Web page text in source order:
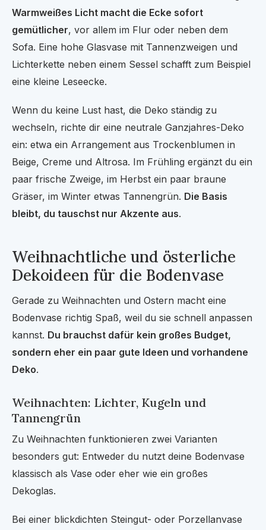
Warmweißes Licht macht die Ecke sofort
gemütlicher, vor allem im Flur oder neben dem
Sofa. Eine hohe Glasvase mit Tannenzweigen und
Lichterkette neben einem Sessel schafft zum Beispiel
eine kleine Leseecke.
Wenn du keine Lust hast, die Deko ständig zu
wechseln, richte dir eine neutrale Ganzjahres-Deko
ein: etwa ein Arrangement aus Trockenblumen in
Beige, Creme und Altrosa. Im Frühling ergänzt du ein
paar frische Zweige, im Herbst ein paar braune
Gräser, im Winter etwas Tannengrün. Die Basis
bleibt, du tauschst nur Akzente aus.
Weihnachtliche und österliche
Dekoideen für die Bodenvase
Gerade zu Weihnachten und Ostern macht eine
Bodenvase richtig Spaß, weil du sie schnell anpassen
kannst. Du brauchst dafür kein großes Budget,
sondern eher ein paar gute Ideen und vorhandene
Deko.
Weihnachten: Lichter, Kugeln und
Tannengrün
Zu Weihnachten funktionieren zwei Varianten
besonders gut: Entweder du nutzt deine Bodenvase
klassisch als Vase oder eher wie ein großes
Dekoglas.
Bei einer blickdichten Steingut- oder Porzellanvase